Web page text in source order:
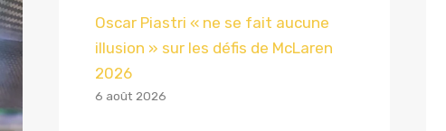
Oscar Piastri « ne se fait aucune
illusion » sur les défis de McLaren
2026
6 août 2026